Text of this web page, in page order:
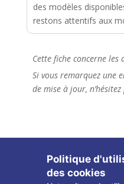
des modèles
restons attentifs aux
Cette fiche concerne
Si vous remarquez une
de mise à jour,
Politique
des cookies